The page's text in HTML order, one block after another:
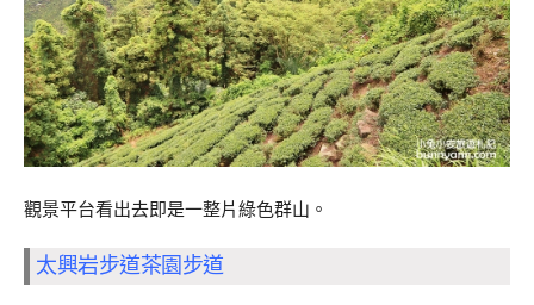
觀景平台看出去即是一整片綠色群山。
太興岩步道茶園步道